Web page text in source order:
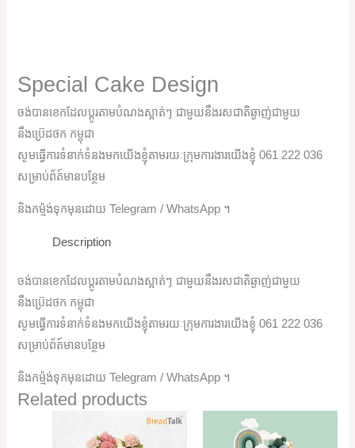
Special Cake Design
ចង់បានខេកដែលប្តូរតាមបំណងស្អាត់ៗ ជាមួយនឹងរសជាតិឆ្ងាញ់ជាមួយ
នឹងប្រ៊េដថក កម្ពុជា
សូមធ្វើការទំនាក់ទំនងមកយើងខ្ញុំតាមរយៈក្រុមការងារយើងខ្ញុំ 061 222 036
សម្រាប់ព័ត៍មានបន្ថែម
និងកម្ម៉ង់ទុកមុនដោយ Telegram / WhatsApp ។
Description
ចង់បានខេកដែលប្តូរតាមបំណងស្អាត់ៗ ជាមួយនឹងរសជាតិឆ្ងាញ់ជាមួយ
នឹងប្រ៊េដថក កម្ពុជា
សូមធ្វើការទំនាក់ទំនងមកយើងខ្ញុំតាមរយៈក្រុមការងារយើងខ្ញុំ 061 222 036
សម្រាប់ព័ត៍មានបន្ថែម
និងកម្ម៉ង់ទុកមុនដោយ Telegram / WhatsApp ។
Related products